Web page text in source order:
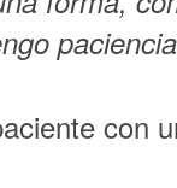
con